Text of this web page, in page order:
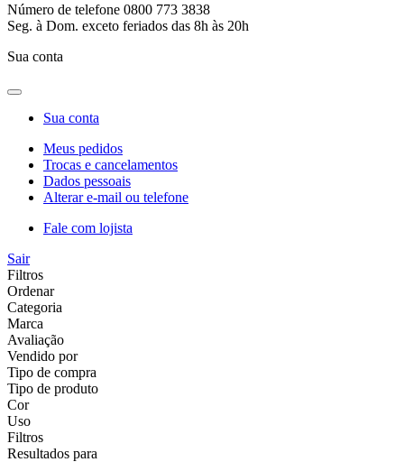
Número de telefone 0800 773 3838
Seg. à Dom. exceto feriados das 8h às 20h
Sua conta
Sua conta
Meus pedidos
Trocas e cancelamentos
Dados pessoais
Alterar e-mail ou telefone
Fale com lojista
Sair
Filtros
Ordenar
Categoria
Marca
Avaliação
Vendido por
Tipo de compra
Tipo de produto
Cor
Uso
Filtros
Resultados para